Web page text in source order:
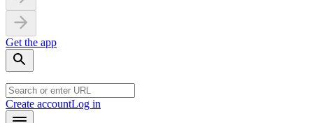
Get the app
Create accountLog in